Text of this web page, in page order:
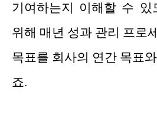
기여하는지 이해할 수 있
위해 매년 성과 관리 프로
목표를 회사의 연간 목표
죠.